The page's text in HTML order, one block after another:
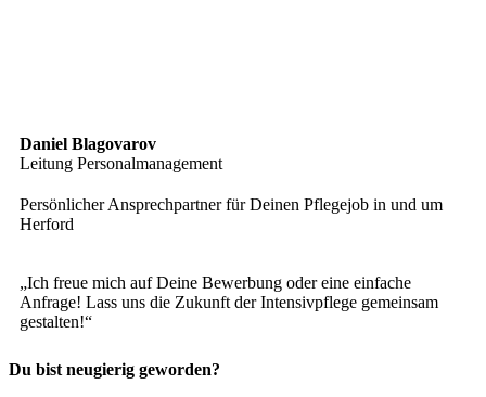
Daniel Blagovarov
Leitung Personalmanagement
Persönlicher Ansprechpartner für Deinen Pflegejob in und um
Herford
„Ich freue mich auf Deine Bewerbung oder eine einfache
Anfrage! Lass uns die Zukunft der Intensivpflege gemeinsam
gestalten!“
Du bist neugierig geworden?